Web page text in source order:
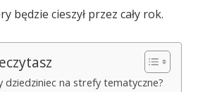
będzie cieszył przez cały rok.
dziedziniec na strefy tematyczne?